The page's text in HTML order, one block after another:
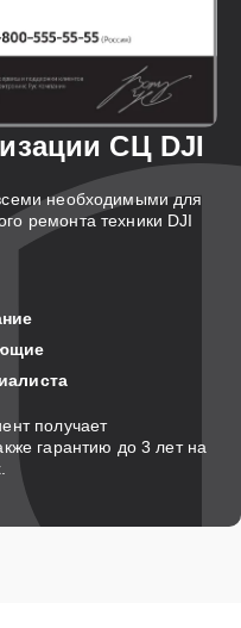
СЦ DJI
необходимыми для
ремонта техники DJI
получает
гарантию до 3 лет на